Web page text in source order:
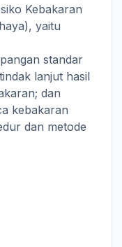
Kebakaran
yaitu
standar
lanjut hasil
dan
kebakaran
dan metode